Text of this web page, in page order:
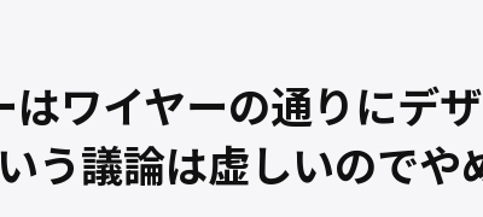
はワイヤーの通りにデ
う議論は虚しいのでや